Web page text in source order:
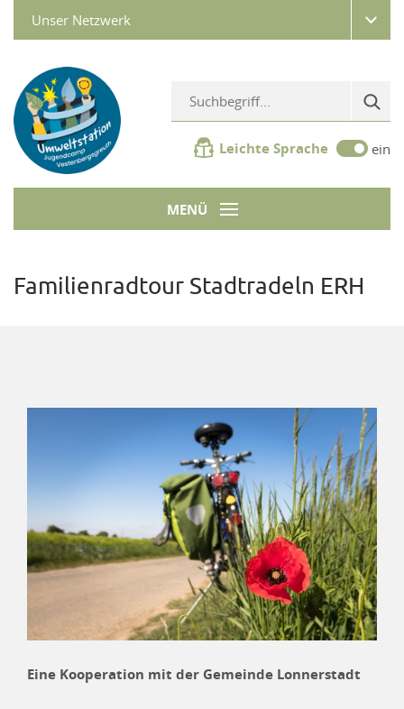
Unser Netzwerk
Leichte Sprache ein
MENÜ
Familienradtour Stadtradeln ERH
Eine Kooperation mit der Gemeinde Lonnerstadt